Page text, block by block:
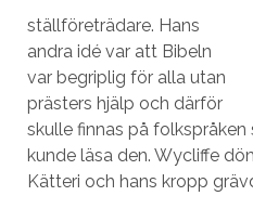
ställföreträdare. Hans
andra idé var att Bibeln
var begriplig för alla utan
prästers hjälp och därför
skulle finnas på
kunde läsa den. Wycliffe
Kätteri och hans kropp